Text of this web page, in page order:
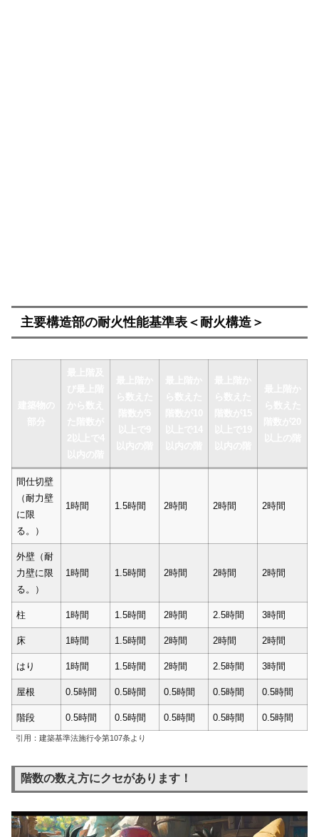
主要構造部の耐火性能基準表＜耐火構造＞
間仕切壁
（耐力壁
に限
る。）
1時間 1.5時間 2時間 2時間 2時間
外壁（耐
力壁に限
る。）
1時間 1.5時間 2時間 2時間 2時間
柱 1時間 1.5時間 2時間 2.5時間 3時間
床 1時間 1.5時間 2時間 2時間 2時間
はり 1時間 1.5時間 2時間 2.5時間 3時間
屋根 0.5時間 0.5時間 0.5時間 0.5時間 0.5時間
階段 0.5時間 0.5時間 0.5時間 0.5時間 0.5時間
引用：建築基準法施行令第107条より
階数の数え方にクセがあります！